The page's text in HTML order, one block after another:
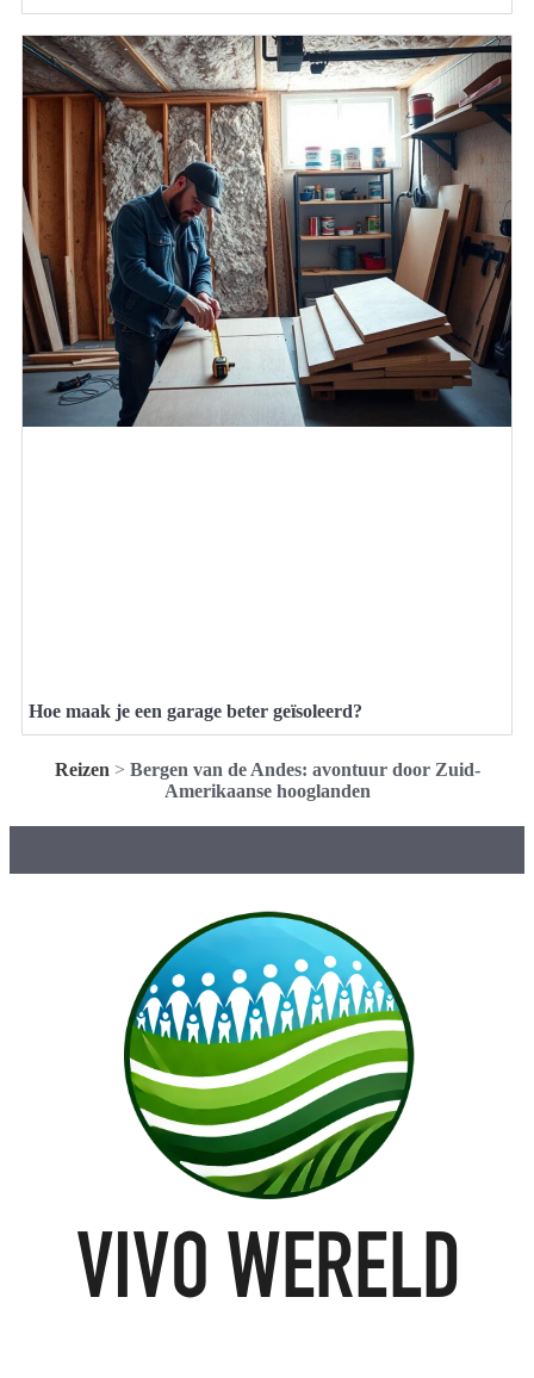
Hoe maak je een garage beter geïsoleerd?
Reizen > Bergen van de Andes: avontuur door Zuid-
Amerikaanse hooglanden